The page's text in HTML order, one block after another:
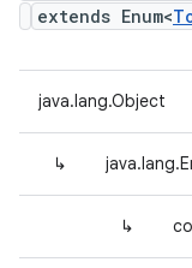
extends Enum<
java.lang.Object
↳
↳